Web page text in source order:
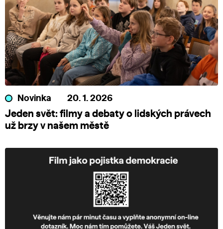
Novinka 20. 1. 2026
Jeden svět: filmy a debaty o lidských právech
už brzy v našem městě